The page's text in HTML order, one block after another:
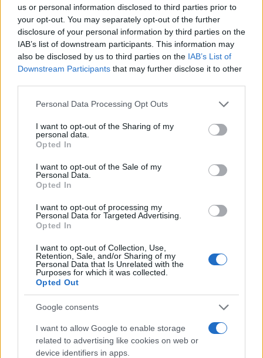
us or personal information disclosed to third parties prior to
your opt-out. You may separately opt-out of the further
disclosure of your personal information by third parties on the
IAB’s list of downstream participants. This information may
also be disclosed by us to third parties on the IAB’s List of
Downstream Participants that may further disclose it to other
Please note that this website/app uses one or more Google
not limited to your visit or usage behaviour. You may click to
grant or deny consent to Google and its third-party tags to
use your data for below specified purposes in below Google
consent section.
Personal Data Processing Opt Outs
I want to opt-out of the Sharing of my
personal data.
Opted In
I want to opt-out of the Sale of my
Personal Data.
Opted In
I want to opt-out of processing my
Personal Data for Targeted Advertising.
Opted In
I want to opt-out of Collection, Use,
Retention, Sale, and/or Sharing of my
Personal Data that Is Unrelated with the
Purposes for which it was collected.
Opted Out
Google consents
I want to allow Google to enable storage
related to advertising like cookies on web or
device identifiers in apps.
Escursione in montagna finisce in tragedia: 14enne
muore sul Latemar
Marco Tessari · 6 Ago 2026